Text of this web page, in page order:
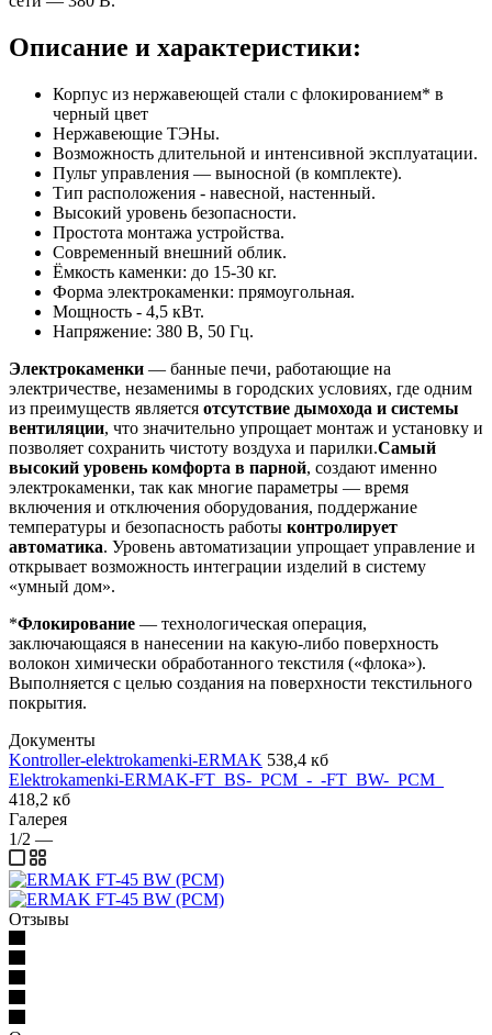
Описание и характеристики:
Корпус из нержавеющей стали с флокированием* в
черный цвет
Нержавеющие ТЭНы.
Возможность длительной и интенсивной эксплуатации.
Пульт управления — выносной (в комплекте).
Тип расположения - навесной, настенный.
Высокий уровень безопасности.
Простота монтажа устройства.
Современный внешний облик.
Ёмкость каменки: до 15-30 кг.
Форма электрокаменки: прямоугольная.
Мощность - 4,5 кВт.
Напряжение: 380 В, 50 Гц.
Электрокаменки — банные печи, работающие на
электричестве, незаменимы в городских условиях, где одним
из преимуществ является отсутствие дымохода и системы
вентиляции, что значительно упрощает монтаж и установку и
позволяет сохранить чистоту воздуха и парилки.Самый
высокий уровень комфорта в парной, создают именно
электрокаменки, так как многие параметры — время
включения и отключения оборудования, поддержание
температуры и безопасность работы контролирует
автоматика. Уровень автоматизации упрощает управление и
открывает возможность интеграции изделий в систему
«умный дом».
*Флокирование — технологическая операция,
заключающаяся в нанесении на какую-либо поверхность
волокон химически обработанного текстиля («флока»).
Выполняется с целью создания на поверхности текстильного
покрытия.
Документы
Kontroller-elektrokamenki-ERMAK 538,4 кб
Elektrokamenki-ERMAK-FT_BS-_PCM_-_-FT_BW-_PCM_
418,2 кб
Галерея
1/2 —
Отзывы